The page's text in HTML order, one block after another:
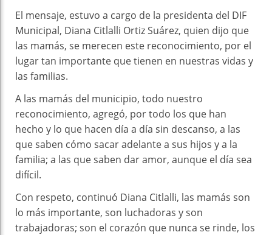
El mensaje, estuvo a cargo de la presidenta del DIF
Municipal, Diana Citlalli Ortiz Suárez, quien dijo que
las mamás, se merecen este reconocimiento, por el
lugar tan importante que tienen en nuestras vidas y
las familias.
A las mamás del municipio, todo nuestro
reconocimiento, agregó, por todo los que han
hecho y lo que hacen día a día sin descanso, a las
que saben cómo sacar adelante a sus hijos y a la
familia; a las que saben dar amor, aunque el día sea
difícil.
Con respeto, continuó Diana Citlalli, las mamás son
lo más importante, son luchadoras y son
trabajadoras; son el corazón que nunca se rinde, los